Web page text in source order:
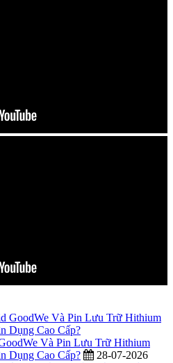
Và Pin Lưu Trữ Hithium
Dụng Cao Cấp?
28-07-2026